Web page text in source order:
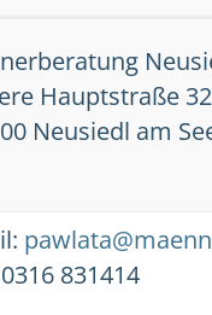
Hauptstraße 32
Neusiedl am
831414